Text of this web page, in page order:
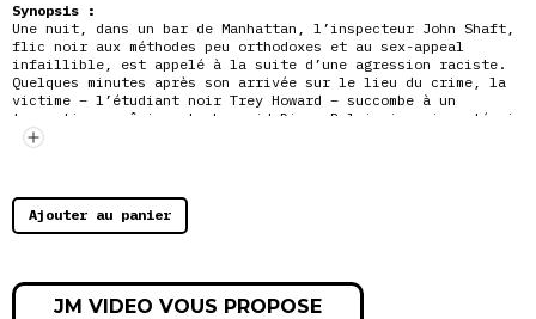
Synopsis :
Une nuit, dans un bar de Manhattan, l’inspecteur John Shaft,
flic noir aux méthodes peu orthodoxes et au sex-appeal
infaillible, est appelé à la suite d’une agression raciste.
Quelques minutes après son arrivée sur le lieu du crime, la
victime – l’étudiant noir Trey Howard – succombe à un
traumatisme crânien. La barmaid Diane Palmieri, unique témoin
oculaire du drame, désigne discrètement à Shaft le coupable :
Walter Wade Jr., un gosse de riche qui invoque avec arrogance
moyennant une caution substantielle.
Ajouter au panier
JM VIDEO VOUS PROPOSE